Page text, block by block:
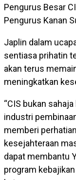
Pengurus Besar
Pengurus Kanan
Japlin dalam
sentiasa prihatin
akan terus
meningkatkan
“CIS bukan
industri
memberi
kesejahteraan
dapat membantu
program